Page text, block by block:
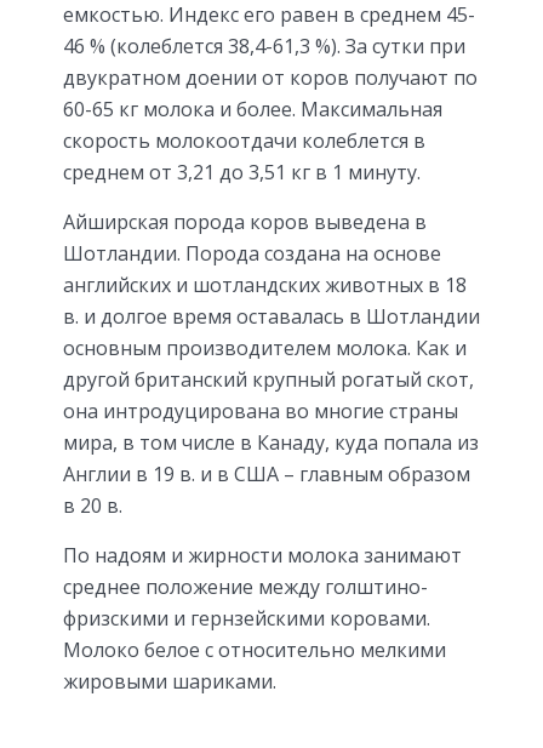
емкостью. Индекс его равен в среднем 45-
46 % (колеблется 38,4-61,3 %). За сутки при
двукратном доении от коров получают по
60-65 кг молока и более. Максимальная
скорость молокоотдачи колеблется в
среднем от 3,21 до 3,51 кг в 1 минуту.
Айширская порода коров выведена в
Шотландии. Порода создана на основе
английских и шотландских животных в 18
в. и долгое время оставалась в Шотландии
основным производителем молока. Как и
другой британский крупный рогатый скот,
она интродуцирована во многие страны
мира, в том числе в Канаду, куда попала из
Англии в 19 в. и в США – главным образом
в 20 в.
По надоям и жирности молока занимают
среднее положение между голштино-
фризскими и гернзейскими коровами.
Молоко белое с относительно мелкими
жировыми шариками.